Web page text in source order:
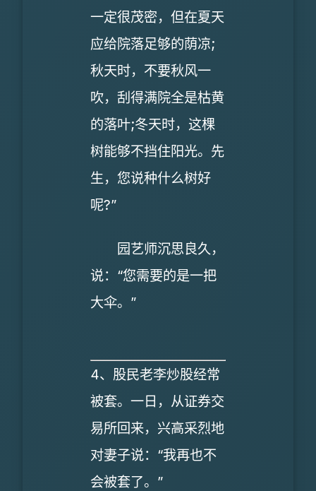
一定很茂密，但在夏天
应给院落足够的荫凉;
秋天时，不要秋风一
吹，刮得满院全是枯黄
的落叶;冬天时，这棵
树能够不挡住阳光。先
生，您说种什么树好
呢?”
园艺师沉思良久，
说：“您需要的是一把
大伞。”
4、股民老李炒股经常
被套。一日，从证券交
易所回来，兴高采烈地
对妻子说：“我再也不
会被套了。”